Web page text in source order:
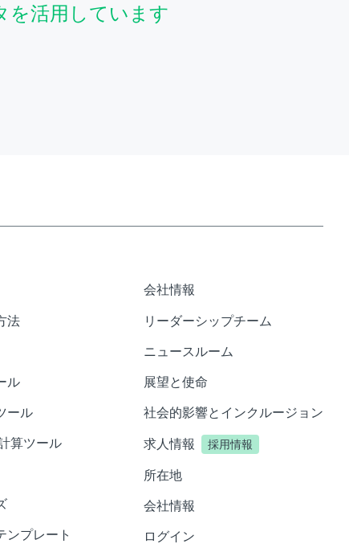
を活用しています
法
ル
ール
算ツール
ンプレート
会社情報
リーダーシップチーム
ニュースルーム
展望と使命
社会的影響とインクルージョン
求人情報
採用情報
所在地
会社情報
ログイン